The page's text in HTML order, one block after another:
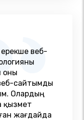
ерекше веб-
оны
сайтымды
Олардың
қызмет
жағдайда